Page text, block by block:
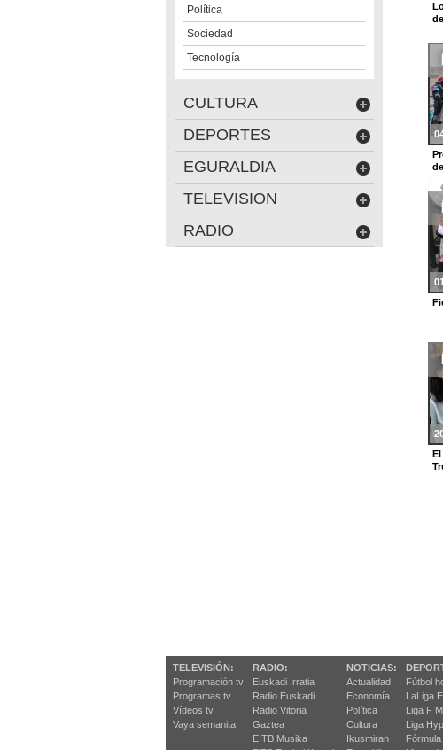
Política
Sociedad
Tecnología
CULTURA
DEPORTES
EGURALDIA
TELEVISION
RADIO
TELEVISIÓN:
Programación tv
Programas tv
Vídeos tv
Vaya semanita
RADIO:
Euskadi Irratia
Radio Euskadi
Radio Vitoria
Gaztea
EITB Musika
NOTICIAS:
Actualidad
Economía
Política
Cultura
Ikusmiran
Fútbol
LaLiga
Liga F
Liga